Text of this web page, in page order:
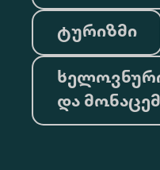
ტურიზმი
და